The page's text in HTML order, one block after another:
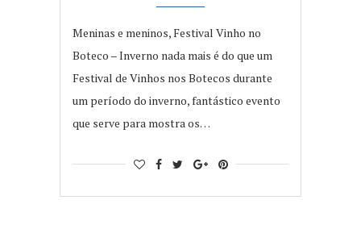
Meninas e meninos, Festival Vinho no
Boteco – Inverno nada mais é do que um
Festival de Vinhos nos Botecos durante
um período do inverno, fantástico evento
que serve para mostra os…